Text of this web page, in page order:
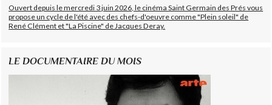
Ouvert depuis le mercredi 3 juin 2026, le cinéma Saint Germain des Prés vous
propose un cycle de l'été avec des chefs-d'oeuvre comme "Plein soleil" de
René Clément et "La Piscine" de Jacques Deray.
LE DOCUMENTAIRE DU MOIS